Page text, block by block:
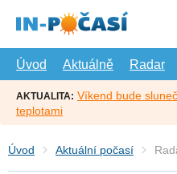
hlavní
Úvod
Aktuálně Radar
AKTUALITA: Víkend bude
teplotami
Úvod Aktuální počasí